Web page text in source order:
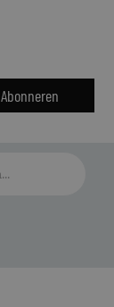
Abonneren